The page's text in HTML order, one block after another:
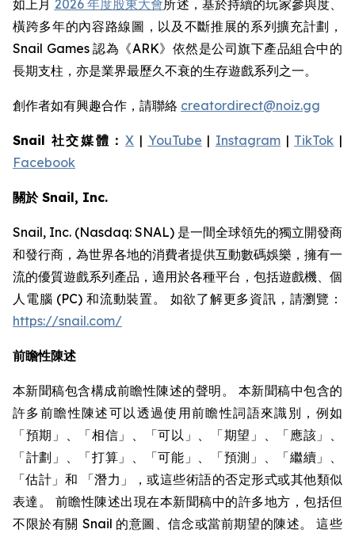
如上月 2026 年度股東大會所述，基於持續的玩家參與度、
橫跨多年的內容路線圖，以及不斷推展的系列擴充計劃，
Snail Games 認為《ARK》依然是公司旗下產品組合中的
長期支柱，亦是業界最歷久不衰的生存遊戲系列之一。
創作者如有興趣合作，請聯絡 creatordirect@noiz.gg
Snail 社交媒體：X | YouTube | Instagram| TikTok |
Facebook
關於 Snail, Inc.
Snail, Inc. (Nasdaq: SNAL) 是一間全球領先的獨立開發商
和發行商，為世界各地的消費者提供互動數碼娛樂，擁有一
流的優質遊戲系列產品，適用於各種平台，包括遊戲機、個
人電腦 (PC) 和流動裝置。 如欲了解更多資訊，請瀏覽：
https://snail.com/
前瞻性陳述
本新聞稿包含構成前瞻性陳述的聲明。 本新聞稿中包含的
許多前瞻性陳述可以透過使用前瞻性詞語來識別，例如
「預期」、「相信」、「可以」、「期望」、「應該」、
「計劃」、「打算」、「可能」、「預測」、「繼續」、
「估計」和 「潛力」，或這些術語的否定形式或其他類似
表達。 前瞻性陳述出現在本新聞稿中的許多地方，包括但
不限於有關 Snail 的意圖、信念或當前期望的陳述。 這些